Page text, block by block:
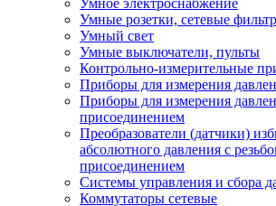
Умное электроснабжение
Умные розетки, сетевые
Умный свет
Умные выключатели, пульты
Контрольно-измерительные
Приборы для измерения
Приборы для измерения
присоединением
Преобразователи (датчики)
абсолютного давления с
присоединением
Системы управления и сбора
Коммутаторы сетевые